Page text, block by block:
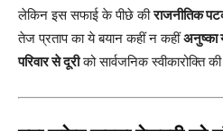
लेकिन इस सफाई के पीछे कीराजनीतिक
तेज प्रताप का ये बयान कहीं न कहींअनुष्का
परिवार से दूरीको सार्वजनिक स्वीकारोक्ति